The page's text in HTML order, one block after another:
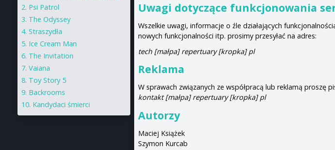
Uwagi dotyczące funkcjonowania
Wszelkie uwagi, informacje o źle działających
nowych funkcjonalności itp. prosimy przesyłać na adres:
tech [małpa] repertuary [kropka] pl
Reklama
W sprawach związanych ze współpracą lub reklamą proszę
kontakt [małpa] repertuary [kropka] pl
Autorzy
Maciej Książek
Szymon Kurcab
Psi Patrol
The Odyssey
Straszydła
Ice Cream Man
The Invitation
Vaiana
Toy Story 5
Backrooms
Kandydaci śmierci